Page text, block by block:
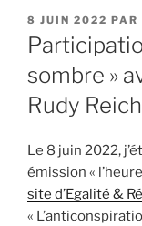
PUBLIÉ
LE
8 JUIN 2022 PAR
sombre »
Rudy
Le 8 juin 2022,
émission «
site d’Egalité &
«